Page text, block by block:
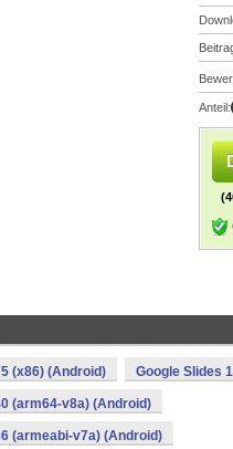
Anteil:
(x86) (Android) Google Slides
(arm64-v8a) (Android)
(armeabi-v7a) (Android)